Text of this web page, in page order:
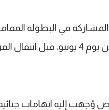
في البطولة المقامة
والمكسيك، ووصل مع زملائه إلى واشنطن
وُجهت إليه اتهامات